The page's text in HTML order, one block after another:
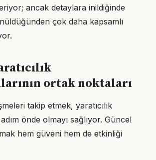
ancak detaylara inildiğinde
çok daha kapsamlı
ortak noktaları
takip etmek, yaratıcılık
önde olmayı sağlıyor. Güncel
hem güveni hem de etkinliği